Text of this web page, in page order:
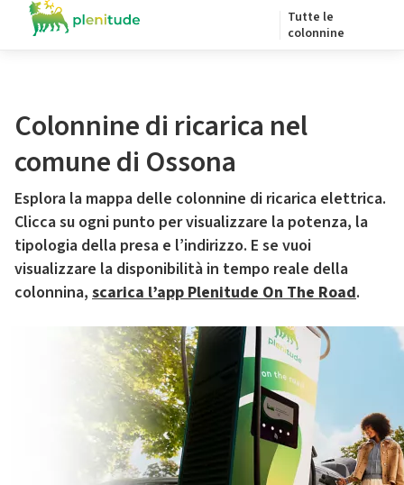
Tutte le
colonnine
Colonnine di ricarica nel
comune di Ossona
Esplora la mappa delle colonnine di ricarica elettrica.
Clicca su ogni punto per visualizzare la potenza, la
tipologia della presa e l’indirizzo. E se vuoi
visualizzare la disponibilità in tempo reale della
colonnina, scarica l’app Plenitude On The Road.